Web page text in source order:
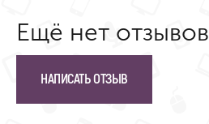
Ещё нет отзывов
НАПИСАТЬ ОТЗЫВ